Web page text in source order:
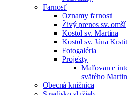
Farnosť
Oznamy farnosti
Živý prenos sv. omší
Kostol sv. Martina
Kostol sv. Jána
Fotogaléria
Projekty
Maľovanie
svätého
Obecná knižnica